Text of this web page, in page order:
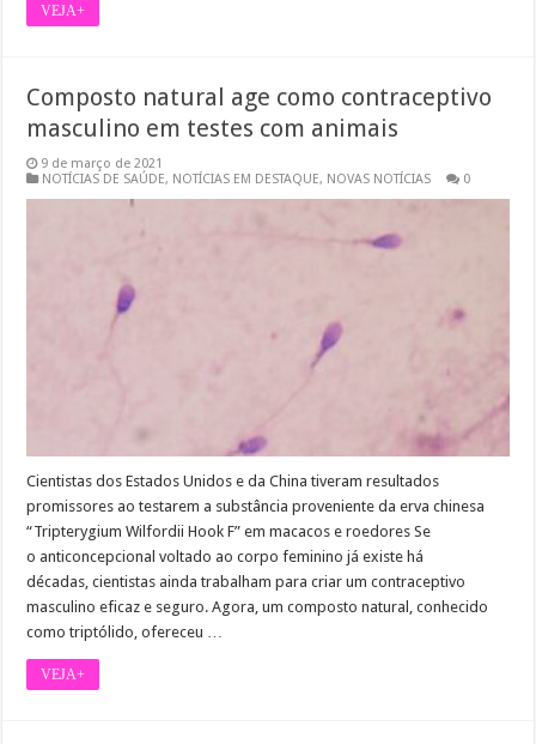
VEJA+
Composto natural age como contraceptivo
masculino em testes com animais
9 de março de 2021
NOTÍCIAS DE SAÚDE, NOTÍCIAS EM DESTAQUE, NOVAS NOTÍCIAS 0
Cientistas dos Estados Unidos e da China tiveram resultados
promissores ao testarem a substância proveniente da erva chinesa
“Tripterygium Wilfordii Hook F” em macacos e roedores Se
o anticoncepcional voltado ao corpo feminino já existe há
décadas, cientistas ainda trabalham para criar um contraceptivo
masculino eficaz e seguro. Agora, um composto natural, conhecido
como triptólido, ofereceu …
VEJA+